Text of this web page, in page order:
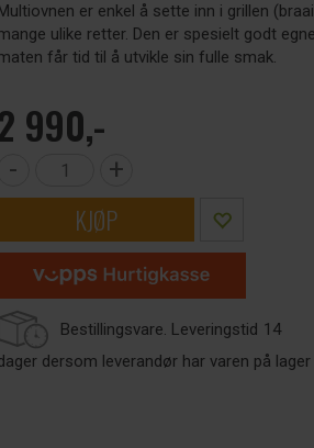
er enkel å sette inn i grillen
ulike retter. Den er spesielt godt
får tid til å utvikle sin fulle smak.
990,-
- +
KJØP
Bestillingsvare. Leveringstid 14
dersom leverandør har varen på lager